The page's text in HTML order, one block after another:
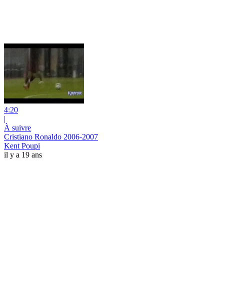
4:20
|
À suivre
Cristiano Ronaldo 2006-2007
Kent Poupi
il y a 19 ans